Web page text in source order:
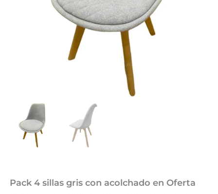
Pack 4 sillas gris con acolchado en Oferta